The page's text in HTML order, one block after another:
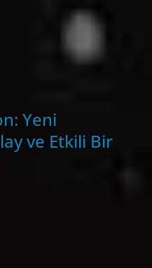
Yeni
ve Etkili Bir